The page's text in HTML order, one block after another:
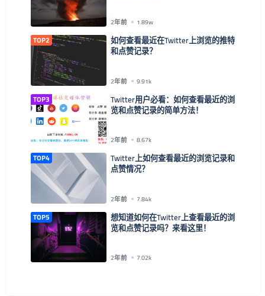
2年前 1.89w
TOP2 如何查看最近在Twitter上浏览的推特
和点赞记录？
2年前 9.91k
TOP3 Twitter用户必看：如何查看最近的浏
览和点赞记录的简单方法！
2年前 8.67k
TOP4 Twitter上如何查看最近的浏览记录和
点赞情况？
2年前 7.84k
TOP5 想知道如何在Twitter上查看最近的浏
览和点赞记录吗？来看这里！
2年前 7.02k